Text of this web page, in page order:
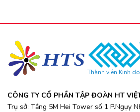
Thành viên Kinh
CÔNG TY CỔ PHẦN TẬP ĐOÀN HT
Trụ sở: Tầng 5M Hei Tower số 1 P.Ngụy